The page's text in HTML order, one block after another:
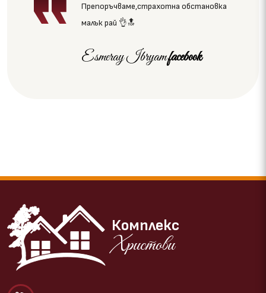
Препоръчваме,страхотна обстановка
малък рай 👌🔝
Esmeray Ibryamfacebook
Комплекс
Христови